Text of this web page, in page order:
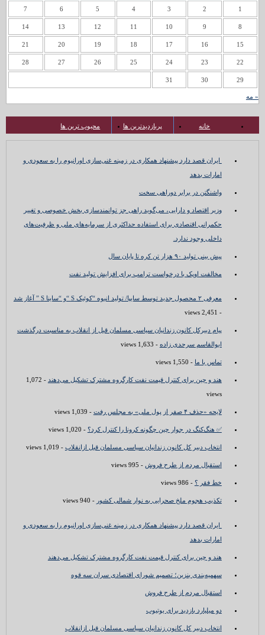
1
2
3
4
5
6
7
8
9
10
11
12
13
14
15
16
17
18
19
20
21
22
23
24
25
26
27
28
29
30
31
« مه
خانه پربازدیدترین ها محبوب ترین ها
ایران قصد دارد پیشنهاد همکاری در زمینه غنی‌سازی اورانیوم را به سعودی و
امارات بدهد
واشنگتن در برابر دوراهی سخت
وزیر اقتصاد و دارایی، می‌گوید راهی جز توانمندسازی بخش خصوصی و تغییر
حکمرانی اقتصادی برای استفاده حداکثری از سرمایه‌های ملی و ظرفیت‌های
داخلی وجود ندارد.
پیش بینی تولید ۹۰ هزار تن کره تا پایان سال
مخالفت اوپک با درخواست ترامپ برای افزایش تولید نفت
معرفی ۲ محصول جدید توسط سایپا/ تولید انبوه “کوئیک S “و “ساینا S ” آغاز شد
- 2,451 views
پیام دبیرکل کانون زندانیان سیاسی مسلمان قبل از انقلاب به مناسبت درگذشت
ابوالقاسم سرحدی زاده - 1,633 views
تماس با ما - 1,550 views
هند و چین برای کنترل قیمت نفت کارگروه مشترک تشکیل می‌دهند
- 1,072
views
لایحه «حذف ۴ صفر از پول ملی» به مجلس رفت - 1,039 views
✅ هنگ‌کنگ در جوار چین چگونه کرونا را کنترل کرد؟ - 1,020 views
انتخاب دبیر کل کانون زندانیان سیاسی مسلمان قبل ازانقلاب - 1,019 views
استقبال مردم از طرح فروش - 995 views
خط فقر ؟ - 986 views
تکذیب هجوم ملخ صحرایی به نوار شمالی کشور - 940 views
ایران قصد دارد پیشنهاد همکاری در زمینه غنی‌سازی اورانیوم را به سعودی و
امارات بدهد
هند و چین برای کنترل قیمت نفت کارگروه مشترک تشکیل می‌دهند
سهمیه‌بندی بنزین؛ تصمیم شورای اقتصادی سران سه قوه
استقبال مردم از طرح فروش
دو میلیارد بازدید برای یوتیوب
انتخاب دبیر کل کانون زندانیان سیاسی مسلمان قبل ازانقلاب